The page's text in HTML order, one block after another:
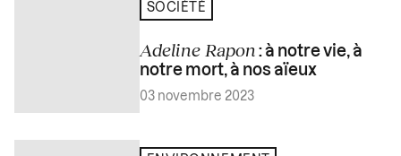
SOCIÉTÉ
Adeline Rapon : à notre vie, à
notre mort, à nos aïeux
03 novembre 2023